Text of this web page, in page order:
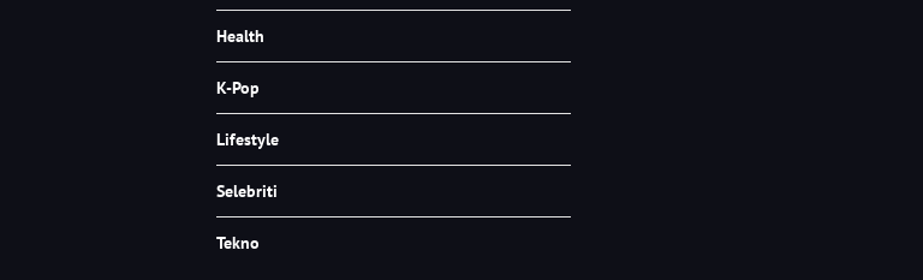
Health
K-Pop
Lifestyle
Selebriti
Tekno